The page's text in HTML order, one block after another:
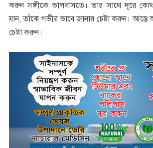
করুন সঙ্গীকে ভালবাসতে। তার সাথে দূরে
যান, তাঁকে গভীর ভাবে জানার চেষ্টা করুন। আস্তে
চেষ্টা করুন।